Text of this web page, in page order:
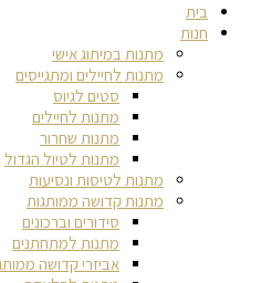
בית
חנות
מתנות במיתוג אישי
מתנות לחיילים ומתגייסים
סטים לגיוס
מתנות לחיילים
מתנות שחרור
מתנות לטיול הגדול
מתנות לטיסות ונסיעות
מתנות קדושה ממותגות
סידורים וברכונים
מתנות למתחתנים
אביזרי קדושה